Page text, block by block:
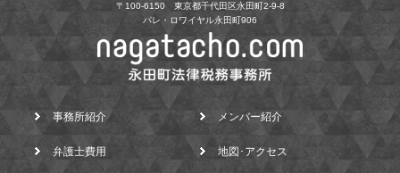
〒100-6150 東京都千代田区永田町2-9-8
パレ・ロワイヤル永田町906
事務所紹介 メンバー紹介
弁護士費用 地図･アクセス